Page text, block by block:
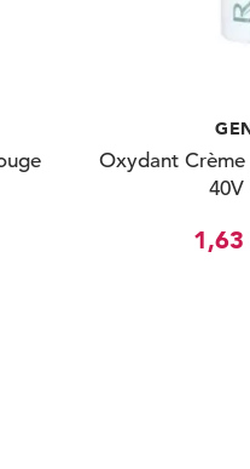
Oxydant
40V
1,63